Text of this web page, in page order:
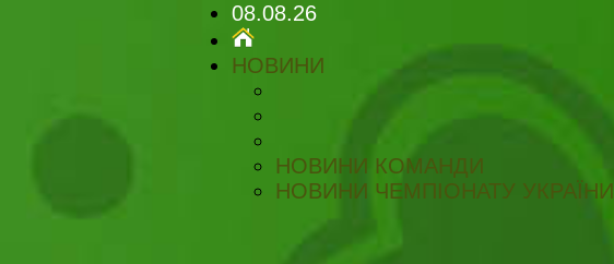
08.08.26
НОВИНИ
НОВИНИ КОМАНДИ
НОВИНИ ЧЕМПІОНАТУ УКРАЇНИ